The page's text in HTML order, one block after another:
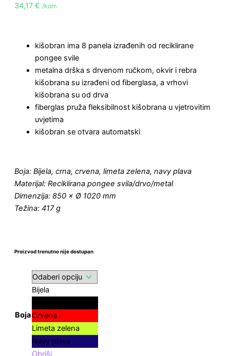
34,17 € /kom
kišobran ima 8 panela izrađenih od reciklirane
pongee svile
metalna drška s drvenom ručkom, okvir i rebra
kišobrana su izrađeni od fiberglasa, a vrhovi
kišobrana su od drva
fiberglas pruža fleksibilnost kišobrana u vjetrovitim
uvjetima
kišobran se otvara automatski
Boja: Bijela, crna, crvena, limeta zelena, navy plava
Materijal: Reciklirana pongee svila/drvo/metal
Dimenzija: 850 × Ø 1020 mm
Težina: 417 g
Proizvod trenutno nije dostupan
Boja
Bijela
Crvena
Limeta zelena
Navy plava
Obriši